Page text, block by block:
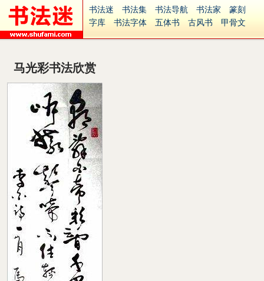
书法迷 书法集 书法导航 书法家
篆刻
字库
书法字体 五体书 古风书
甲骨文
集字
古籍
起名
字体下载
Ai矢量
安全网站
马光彩书法欣赏